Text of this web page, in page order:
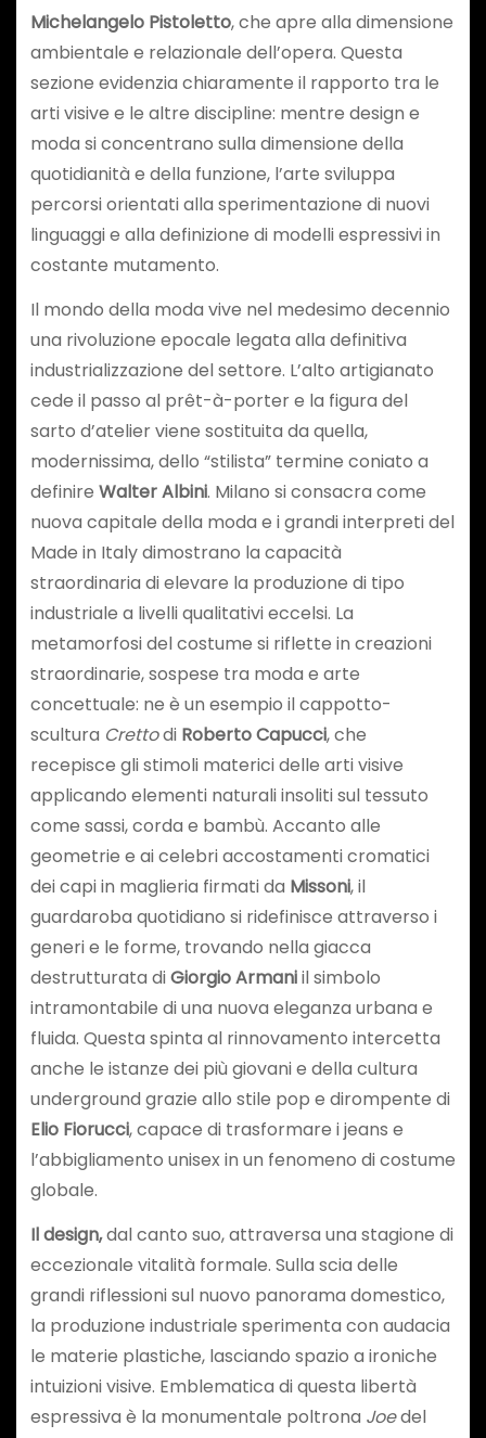
Michelangelo Pistoletto, che apre alla dimensione
ambientale e relazionale dell’opera. Questa
sezione evidenzia chiaramente il rapporto tra le
arti visive e le altre discipline: mentre design e
moda si concentrano sulla dimensione della
quotidianità e della funzione, l’arte sviluppa
percorsi orientati alla sperimentazione di nuovi
linguaggi e alla definizione di modelli espressivi in
costante mutamento.
Il mondo della moda vive nel medesimo decennio
una rivoluzione epocale legata alla definitiva
industrializzazione del settore. L’alto artigianato
cede il passo al prêt-à-porter e la figura del
sarto d’atelier viene sostituita da quella,
modernissima, dello “stilista” termine coniato a
definire Walter Albini. Milano si consacra come
nuova capitale della moda e i grandi interpreti del
Made in Italy dimostrano la capacità
straordinaria di elevare la produzione di tipo
industriale a livelli qualitativi eccelsi. La
metamorfosi del costume si riflette in creazioni
straordinarie, sospese tra moda e arte
concettuale: ne è un esempio il cappotto-
scultura Crettodi Roberto Capucci, che
recepisce gli stimoli materici delle arti visive
applicando elementi naturali insoliti sul tessuto
come sassi, corda e bambù. Accanto alle
geometrie e ai celebri accostamenti cromatici
dei capi in maglieria firmati da Missoni, il
guardaroba quotidiano si ridefinisce attraverso i
generi e le forme, trovando nella giacca
destrutturata diGiorgio Armaniil simbolo
intramontabile di una nuova eleganza urbana e
fluida. Questa spinta al rinnovamento intercetta
anche le istanze dei più giovani e della cultura
underground grazie allo stile pop e dirompente di
Elio Fiorucci, capace di trasformare i jeans e
l’abbigliamento unisex in un fenomeno di costume
globale.
Il design,dal canto suo, attraversa una stagione di
eccezionale vitalità formale. Sulla scia delle
grandi riflessioni sul nuovo panorama domestico,
la produzione industriale sperimenta con audacia
le materie plastiche, lasciando spazio a ironiche
intuizioni visive. Emblematica di questa libertà
espressiva è la monumentale poltrona Joedel